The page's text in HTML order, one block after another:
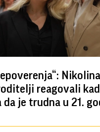
reagovali
da je trudna u 21.